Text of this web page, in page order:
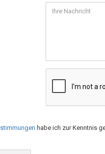
habe ich zur Kenntnis